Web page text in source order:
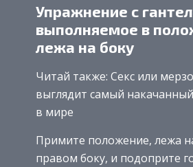
Упражнение с
выполняемое в
лежа на боку
Читай также: Секс или
выглядит самый
в мире
Примите положение, лежа
правом боку, и подоприте